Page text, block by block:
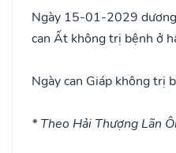
Ngày 15-01-2029
can Ất không trị bệnh ở
Ngày can Giáp không trị
* Theo Hải Thượng Lãn